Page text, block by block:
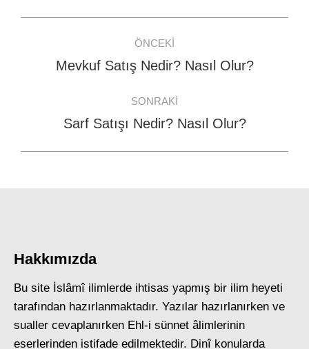
navigation
ÖNCEKI
Previous
Mevkuf Satış Nedir? Nasıl Olur?
SONRAKI
Next
Sarf Satışı Nedir? Nasıl Olur?
Hakkımızda
Bu site İslâmî ilimlerde ihtisas yapmış bir ilim heyeti
tarafından hazırlanmaktadır. Yazılar hazırlanırken ve
sualler cevaplanırken Ehl-i sünnet âlimlerinin
eserlerinden istifade edilmektedir. Dinî konularda